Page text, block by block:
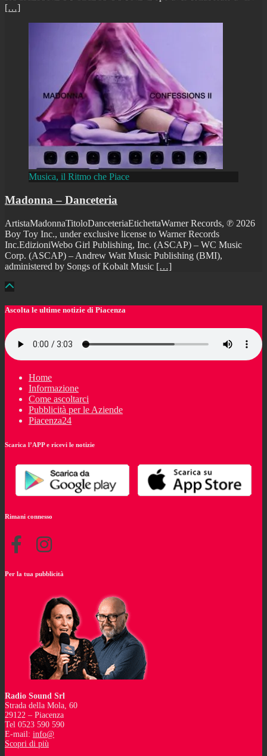
[…]
Musica, il Ritmo che Piace
Madonna – Danceteria
ArtistaMadonnaTitoloDanceteriaEtichettaWarner Records, ℗ 2026
Boy Toy Inc., under exclusive license to Warner Records
Inc.EdizioniWebo Girl Publishing, Inc. (ASCAP) – WC Music
Corp. (ASCAP) – Andrew Watt Music Publishing (BMI),
administered by Songs of Kobalt Music […]
Ascolta le ultime notizie di Piacenza
Home
Informazione
Come ascoltarci
Pubblicità per le Aziende
Piacenza24
Scarica l’APP e ricevi le notizie
Rimani connesso
Per la tua pubblicità
Radio Sound Srl
Strada della Mola, 60
29122 – Piacenza
Tel 0523 590 590
E-mail: info@
Scopri di più